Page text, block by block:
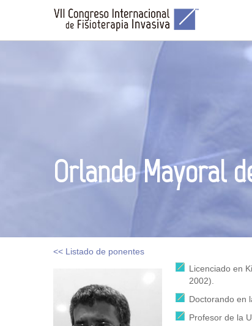
Orlando Mayoral
<< Listado de ponentes
Licenciado en
2002).
Doctorando en
Profesor de la